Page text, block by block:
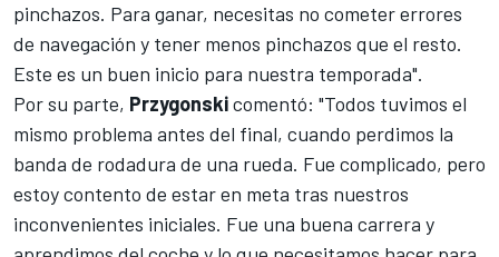
pinchazos. Para ganar, necesitas no cometer errores
de navegación y tener menos pinchazos que el resto.
Este es un buen inicio para nuestra temporada".
Por su parte, Przygonskicomentó: "Todos tuvimos el
mismo problema antes del final, cuando perdimos la
banda de rodadura de una rueda. Fue complicado, pero
estoy contento de estar en meta tras nuestros
inconvenientes iniciales. Fue una buena carrera y